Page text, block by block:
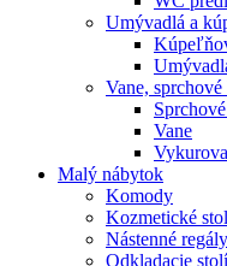
Umývadlá a
Vane,
Vane
Malý nábytok
Komody
Kozmetické
Nástenné regály
Odkladacie